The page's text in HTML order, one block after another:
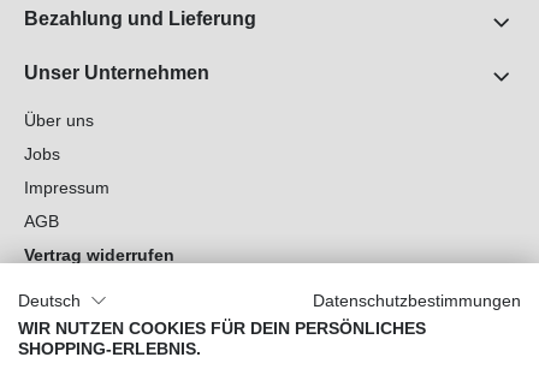
Bezahlung und Lieferung
Unser Unternehmen
Über uns
Jobs
Impressum
AGB
Vertrag widerrufen
Cookie-Einstellungen
Deutsch
Datenschutzbestimmungen
WIR NUTZEN COOKIES FÜR DEIN PERSÖNLICHES
SHOPPING-ERLEBNIS.